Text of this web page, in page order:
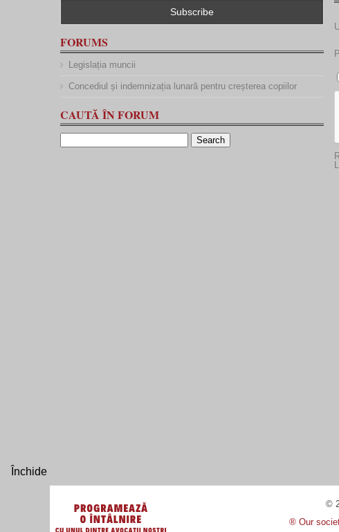
FORUMS
Legislația muncii
Concediul și indemnizația lunară pentru creșterea copiilor
CAUTĂ ÎN FORUM
©
® Our